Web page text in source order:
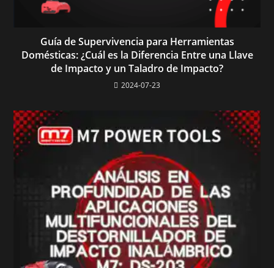
Guía de Supervivencia para Herramientas
Domésticas: ¿Cuál es la Diferencia Entre una Llave
de Impacto y un Taladro de Impacto?
2024-07-23